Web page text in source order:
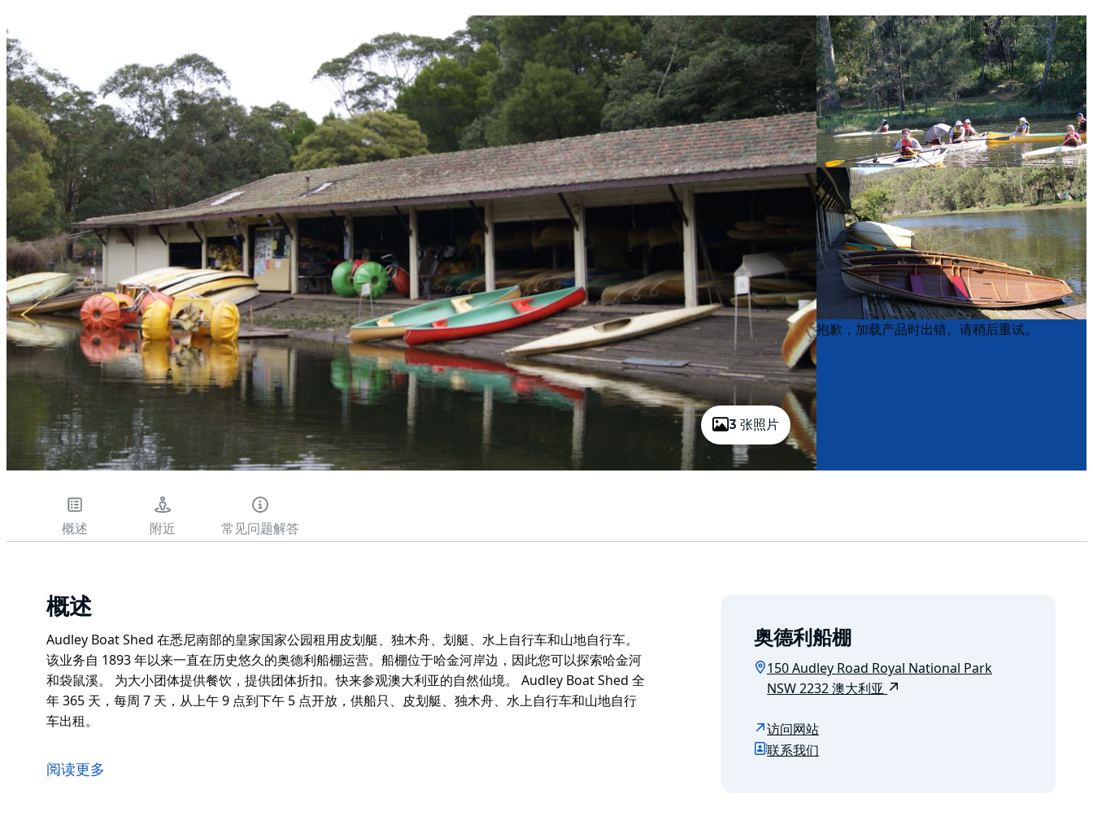
3 张照片
Product
List
Product
List
抱歉，加载产品时出错。请稍后重试。
概述 附近 常见问题解答
概述
Audley Boat Shed 在悉尼南部的皇家国家公园租用皮划艇、独木舟、划艇、水上自行车和山地自行车。
该业务自 1893 年以来一直在历史悠久的奥德利船棚运营。船棚位于哈金河岸边，因此您可以探索哈金河
和袋鼠溪。 为大小团体提供餐饮，提供团体折扣。快来参观澳大利亚的自然仙境。 Audley Boat Shed 全
年 365 天，每周 7 天，从上午 9 点到下午 5 点开放，供船只、皮划艇、独木舟、水上自行车和山地自行
车出租。
该业务自 1893 年以来一直在历史悠久的奥德利船棚运营。船棚位于哈金河岸边，因此您可以探索哈金河
阅读更多
奥德利船棚
150 Audley Road Royal National Park
NSW 2232 澳大利亚
访问网站
联系我们